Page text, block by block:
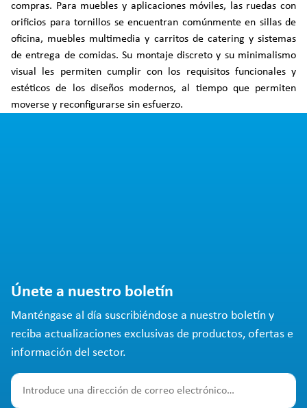
compras. Para muebles y aplicaciones móviles, las ruedas con
orificios para tornillos se encuentran comúnmente en sillas de
oficina, muebles multimedia y carritos de catering y sistemas
de entrega de comidas. Su montaje discreto y su minimalismo
visual les permiten cumplir con los requisitos funcionales y
estéticos de los diseños modernos, al tiempo que permiten
moverse y reconfigurarse sin esfuerzo.
Únete a nuestro boletín
Manténgase al día suscribiéndose a nuestro boletín y
reciba actualizaciones exclusivas de productos, ofertas e
información del sector.